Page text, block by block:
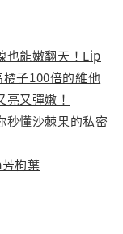
也能嫩翻天！Lip
子100倍的維他
又彈嫩！
秒懂沙棘果的私密
枸葉